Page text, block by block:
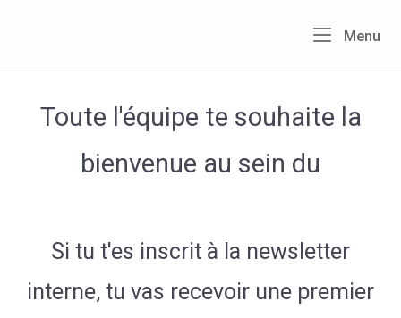
Menu
Toute l'équipe te souhaite la
bienvenue au sein du
Si tu t'es inscrit à la newsletter
interne, tu vas recevoir une premier